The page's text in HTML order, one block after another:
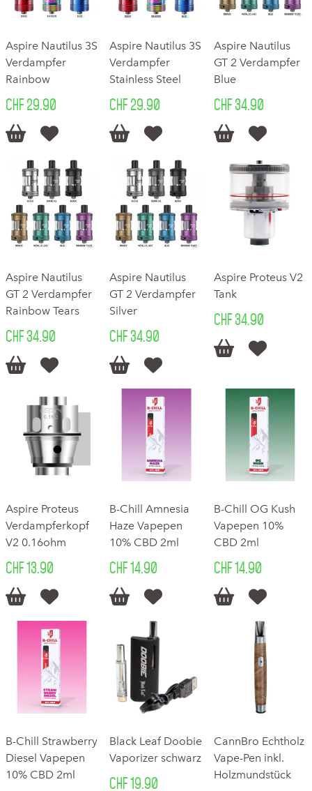
Aspire Nautilus 3S
Verdampfer
Rainbow
CHF 29.90
 
Aspire Nautilus 3S
Verdampfer
Stainless Steel
CHF 29.90
 
Aspire Nautilus
GT 2 Verdampfer
Blue
CHF 34.90
 
Aspire Nautilus
GT 2 Verdampfer
Rainbow Tears
CHF 34.90
 
Aspire Nautilus
GT 2 Verdampfer
Silver
CHF 34.90
 
Aspire Proteus V2
Tank
CHF 34.90
 
Aspire Proteus
Verdampferkopf
V2 0.16ohm
CHF 13.90
 
B-Chill Amnesia
Haze Vapepen
10% CBD 2ml
CHF 14.90
 
B-Chill OG Kush
Vapepen 10%
CBD 2ml
CHF 14.90
 
B-Chill Strawberry
Diesel Vapepen
10% CBD 2ml
Black Leaf Doobie
Vaporizer schwarz
CHF 19.90
CannBro Echtholz
Vape-Pen inkl.
Holzmundstück